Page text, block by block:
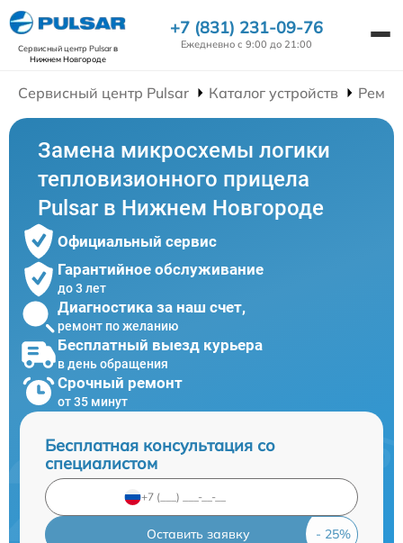
Сервисный центр Pulsarв
Нижнем Новгороде
+7 (831) 231-09-76
Ежедневно с 9:00 до 21:00
Сервисный центр Pulsar Каталог устройств
Замена микросхемы логики
тепловизионного прицела
Pulsar в Нижнем Новгороде
Официальный сервис
Гарантийное обслуживание
до 3 лет
Диагностика за наш счет,
ремонт по желанию
Бесплатный выезд курьера
в день обращения
Срочный ремонт
от 35 минут
Бесплатная консультация со
специалистом
Оставить заявку